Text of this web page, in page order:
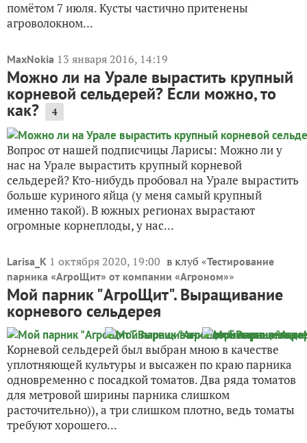
помётом 7 июля. Кусты частично притенены
агроволокном...
MaxNokia 13 января 2016, 14:19
Можно ли на Урале вырастить крупный
корневой сельдерей? Если можно, то
как? 4
Вопрос от нашей подписчицы Ларисы: Можно ли у
нас на Урале вырастить крупный корневой
сельдерей? Кто-нибудь пробовал на Урале вырастить
больше куриного яйца (у меня самый крупный
именно такой). В южных регионах вырастают
огромные корнеплоды, у нас...
Larisa_K 1 октября 2020, 19:00 в клуб «Тестирование
парника «АгроЩит» от компании «Агроном»»
Мой парник "АгроЩит". Выращивание
корневого сельдерея
Корневой сельдерей был выбран мною в качестве
уплотняющей культуры и высажен по краю парника
одновременно с посадкой томатов. Два ряда томатов
для метровой ширины парника слишком
расточительно)), а три слишком плотно, ведь томаты
требуют хорошего...